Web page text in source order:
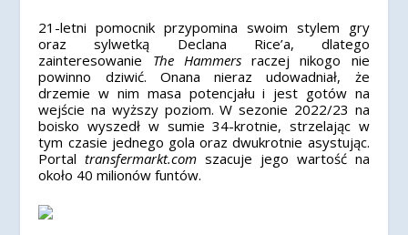
21-letni pomocnik przypomina swoim stylem gry
oraz sylwetką Declana Rice’a, dlatego
zainteresowanie The Hammersraczej nikogo nie
powinno dziwić. Onana nieraz udowadniał, że
drzemie w nim masa potencjału i jest gotów na
wejście na wyższy poziom. W sezonie 2022/23 na
boisko wyszedł w sumie 34-krotnie, strzelając w
tym czasie jednego gola oraz dwukrotnie asystując.
Portaltransfermarkt.com szacuje jego wartość na
około 40 milionów funtów.